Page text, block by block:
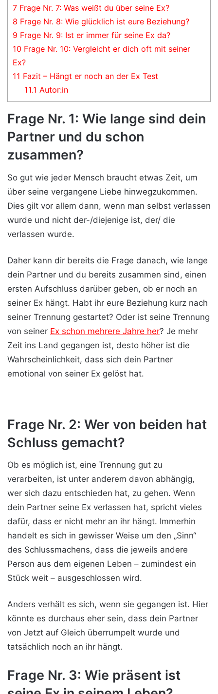
7 Frage Nr. 7: Was weißt du über seine Ex?
8 Frage Nr. 8: Wie glücklich ist eure Beziehung?
9 Frage Nr. 9: Ist er immer für seine Ex da?
10 Frage Nr. 10: Vergleicht er dich oft mit seiner
Ex?
11 Fazit – Hängt er noch an der Ex Test
11.1 Autor:in
Frage Nr. 1: Wie lange sind dein
Partner und du schon
zusammen?
So gut wie jeder Mensch braucht etwas Zeit, um
über seine vergangene Liebe hinwegzukommen.
Dies gilt vor allem dann, wenn man selbst verlassen
wurde und nicht der-/diejenige ist, der/ die
verlassen wurde.
Daher kann dir bereits die Frage danach, wie lange
dein Partner und du bereits zusammen sind, einen
ersten Aufschluss darüber geben, ob er noch an
seiner Ex hängt. Habt ihr eure Beziehung kurz nach
seiner Trennung gestartet? Oder ist seine Trennung
von seiner Ex schon mehrere Jahre her? Je mehr
Zeit ins Land gegangen ist, desto höher ist die
Wahrscheinlichkeit, dass sich dein Partner
emotional von seiner Ex gelöst hat.
Frage Nr. 2: Wer von beiden hat
Schluss gemacht?
Ob es möglich ist, eine Trennung gut zu
verarbeiten, ist unter anderem davon abhängig,
wer sich dazu entschieden hat, zu gehen. Wenn
dein Partner seine Ex verlassen hat, spricht vieles
dafür, dass er nicht mehr an ihr hängt. Immerhin
handelt es sich in gewisser Weise um den „Sinn“
des Schlussmachens, dass die jeweils andere
Person aus dem eigenen Leben – zumindest ein
Stück weit – ausgeschlossen wird.
Anders verhält es sich, wenn sie gegangen ist. Hier
könnte es durchaus eher sein, dass dein Partner
von Jetzt auf Gleich überrumpelt wurde und
tatsächlich noch an ihr hängt.
Frage Nr. 3: Wie präsent ist